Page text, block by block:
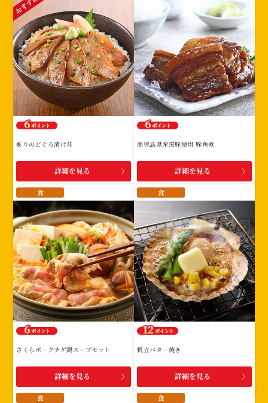
炙りのどぐろ漬け丼
詳細を見る
鹿児島県産黒豚使用 豚角煮
詳細を見る
食
さくらポークチゲ鍋スープセット
詳細を見る
食
帆立バター焼き
詳細を見る
食 食